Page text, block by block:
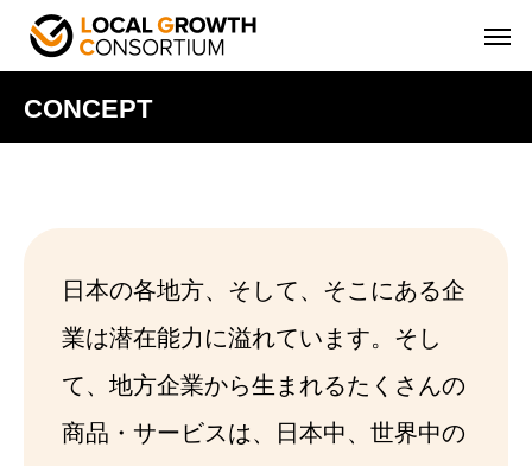
CONCEPT
日本の各地方、そして、そこにある企
業は潜在能力に溢れています。そし
て、地方企業から生まれるたくさんの
商品・サービスは、日本中、世界中の